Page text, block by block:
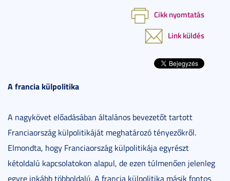
Cikk nyomtatás
Link küldés
A francia külpolitika
A nagykövet előadásában általános bevezetőt tartott
Franciaország külpolitikáját meghatározó tényezőkről.
Elmondta, hogy Franciaország külpolitikája egyrészt
kétoldalú kapcsolatokon alapul, de ezen túlmenően jelenleg
egyre inkább többoldalú. A francia külpolitika másik fontos